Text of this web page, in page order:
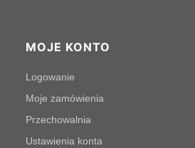
MOJE KONTO
Logowanie
Moje zamówienia
Przechowalnia
Ustawienia konta